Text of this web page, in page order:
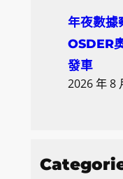
年夜數據
OSDER
發車
2026 年 8